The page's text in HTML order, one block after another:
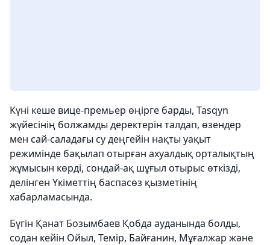
Күні кеше вице-премьер өңірге барды, Tasqyn
жүйесінің болжамды деректерін талдап, өзендер
мен сай-саладағы су деңгейін нақты уақыт
режимінде бақылап отырған ахуалдық орталықтың
жұмысын көрді, сондай-ақ шұғыл отырыс өткізді,
делінген Үкіметтің баспасөз қызметінің
хабарламасында.
Бүгін Қанат Бозымбаев Қобда ауданында болды,
содан кейін Ойыл, Темір, Байғанин, Мұғалжар және